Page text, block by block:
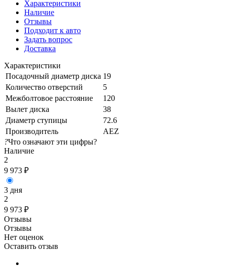
Характеристики
Наличие
Отзывы
Подходит к авто
Задать вопрос
Доставка
Характеристики
Посадочный диаметр диска 19
Количество отверстий
5
Межболтовое расстояние
120
Вылет диска
38
Диаметр ступицы
72.6
Производитель
AEZ
?Что означают эти цифры?
Наличие
2
9 973 ₽
3 дня
2
9 973 ₽
Отзывы
Отзывы
Нет оценок
Оставить отзыв